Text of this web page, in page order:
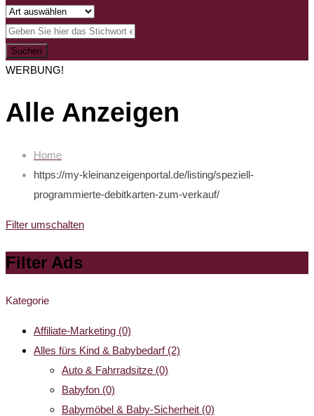
Suchen
WERBUNG!
Alle Anzeigen
Home
https://my-kleinanzeigenportal.de/listing/speziell-
programmierte-debitkarten-zum-verkauf/
Filter umschalten
Filter Ads
Kategorie
Affiliate-Marketing (0)
Alles fürs Kind & Babybedarf (2)
Auto & Fahrradsitze (0)
Babyfon (0)
Babymöbel & Baby-Sicherheit (0)